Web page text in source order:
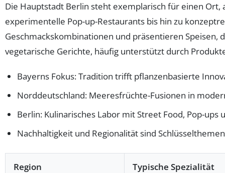
Die Hauptstadt Berlin steht exemplarisch für einen
experimentelle Pop-up-Restaurants bis hin zu
Geschmackskombinationen und präsentieren
vegetarische Gerichte, häufig unterstützt durch
Bayerns Fokus: Tradition trifft pflanzenbasierte
Norddeutschland: Meeresfrüchte-Fusionen in
Berlin: Kulinarisches Labor mit Street Food, Pop-ups
Nachhaltigkeit und Regionalität sind
Region Typische Spezialität